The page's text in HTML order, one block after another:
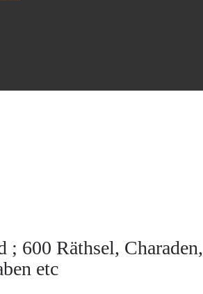
600 Räthsel, Charaden,
etc